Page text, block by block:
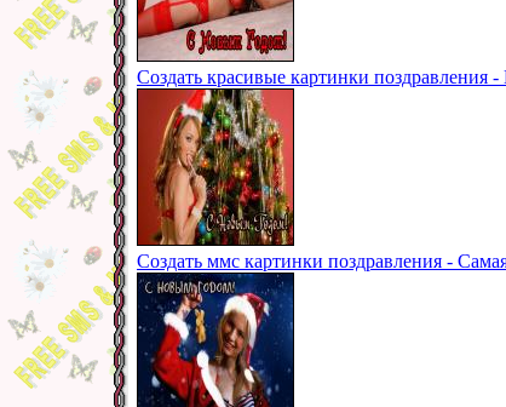
Создать красивые картинки
Создать ммс картинки поздравления -